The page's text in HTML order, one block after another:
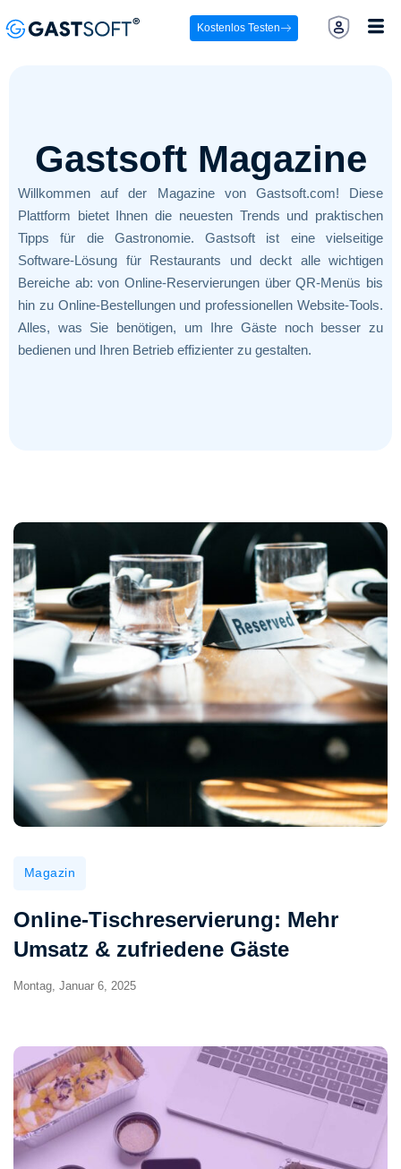
Kostenlos Testen
Gastsoft Magazine
Willkommen auf der Magazine von Gastsoft.com! Diese
Plattform bietet Ihnen die neuesten Trends und praktischen
Tipps für die Gastronomie. Gastsoft ist eine vielseitige
Software-Lösung für Restaurants und deckt alle wichtigen
Bereiche ab: von Online-Reservierungen über QR-Menüs bis
hin zu Online-Bestellungen und professionellen Website-Tools.
Alles, was Sie benötigen, um Ihre Gäste noch besser zu
bedienen und Ihren Betrieb effizienter zu gestalten.
Magazin
Online-Tischreservierung: Mehr
Umsatz & zufriedene Gäste
Montag, Januar 6, 2025